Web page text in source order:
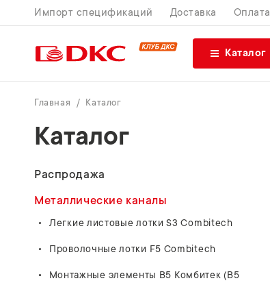
Импорт спецификаций Доставка Оплата
Каталог
Главная Каталог
Каталог
Распродажа
Металлические каналы
Легкие листовые лотки S3 Combitech
Проволочные лотки F5 Combitech
Монтажные элементы В5 Комбитек (B5